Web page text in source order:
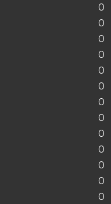
0
0
0
0
0
0
0
0
0
0
0
0
0